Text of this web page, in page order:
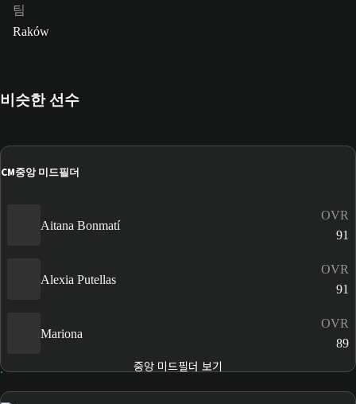
팀
Raków
비슷한 선수
CM중앙 미드필더
Aitana Bonmatí
OVR
91
Alexia Putellas
OVR
91
Mariona
OVR
89
중앙 미드필더 보기